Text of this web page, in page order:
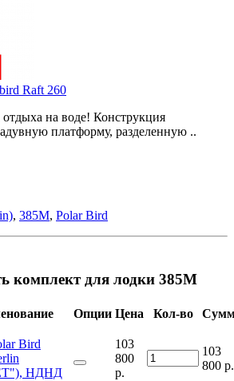
Raft 260
отдыха на воде! Конструкция
платформу, разделенную ..
, 385M, Polar Bird
комплект для лодки 385M
Опции Цена Кол-во
Bird
НДНД
103
800
р.
103
800 р.